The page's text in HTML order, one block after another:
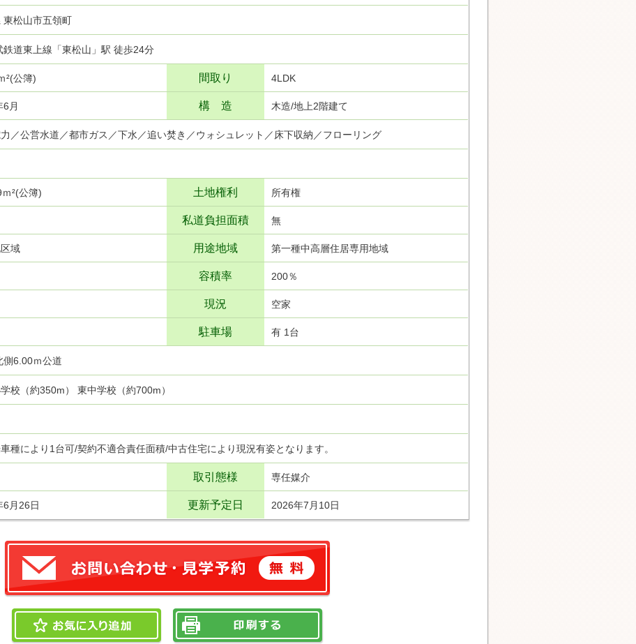
東松山市五領町
鉄道東上線「東松山」駅 徒歩24分
²(公簿) 間取り 4LDK
6月 構 造 木造/地上2階建て
／公営水道／都市ガス／下水／追い焚き／ウォシュレット／床下収納／フローリング
²(公簿) 土地権利 所有権
私道負担面積 無
域 用途地域 第一種中高層住居専用地域
容積率 200％
現況 空家
駐車場 有 1台
側6.00ｍ公道
校（約350m） 東中学校（約700m）
種により1台可/契約不適合責任面積/中古住宅により現況有姿となります。
取引態様 専任媒介
6月26日 更新予定日 2026年7月10日